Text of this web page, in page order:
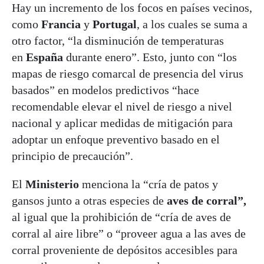
Hay un incremento de los focos en países vecinos,
como Francia y Portugal, a los cuales se suma a
otro factor, “la disminución de temperaturas
en España durante enero”. Esto, junto con “los
mapas de riesgo comarcal de presencia del virus
basados” en modelos predictivos “hace
recomendable elevar el nivel de riesgo a nivel
nacional y aplicar medidas de mitigación para
adoptar un enfoque preventivo basado en el
principio de precaución”.
El Ministerio menciona la “cría de patos y
gansos junto a otras especies de aves de corral”,
al igual que la prohibición de “cría de aves de
corral al aire libre” o “proveer agua a las aves de
corral proveniente de depósitos accesibles para